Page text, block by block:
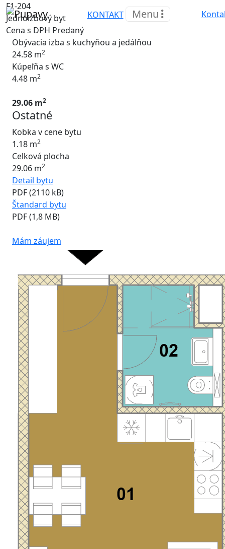
KONTAKT Menu
F1-204
Jednoizbový byt
Cena s DPH Predaný
Obývacia izba s kuchyňou a jedálňou
24.58 m2
Kúpeľňa s WC
4.48 m2
29.06 m2
Ostatné
Kobka v cene bytu
1.18 m2
Celková plocha
29.06 m2
Detail bytu
PDF (2110 kB)
Štandard bytu
PDF (1,8 MB)
Mám záujem